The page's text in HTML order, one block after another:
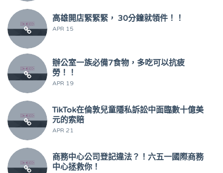
高雄開店緊緊緊， 30分鐘就領件！！
APR 15
辦公室一族必備7食物，多吃可以抗疲
勞！！
APR 19
TikTok在倫敦兒童隱私訴訟中面臨數十億美
元的索賠
APR 21
商務中心公司登記違法？！六五一國際商務
中心拯救你！